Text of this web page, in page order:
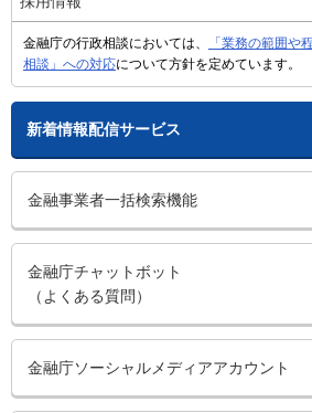
金融庁の行政相談においては、
「業務の範囲や
相談」への対応について方針を定めています。
新着情報配信サービス
金融事業者一括検索機能
金融庁チャットボット
（よくある質問）
金融庁ソーシャルメディアアカウント